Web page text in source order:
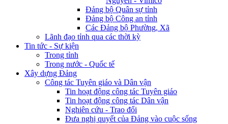
Đảng bộ Quân sự tỉnh
Đảng bộ Công an tỉnh
Các Đảng bộ Phường, Xã
Lãnh đạo tỉnh qua các thời kỳ
Tin tức - Sự kiện
Trong tỉnh
Trong nước - Quốc tế
Xây dựng Đảng
Công tác Tuyên giáo và Dân vận
Tin hoạt động công tác Tuyên giáo
Tin hoạt động công tác Dân vận
Nghiên cứu - Trao đổi
Đưa nghị quyết của Đảng vào cuộc sống